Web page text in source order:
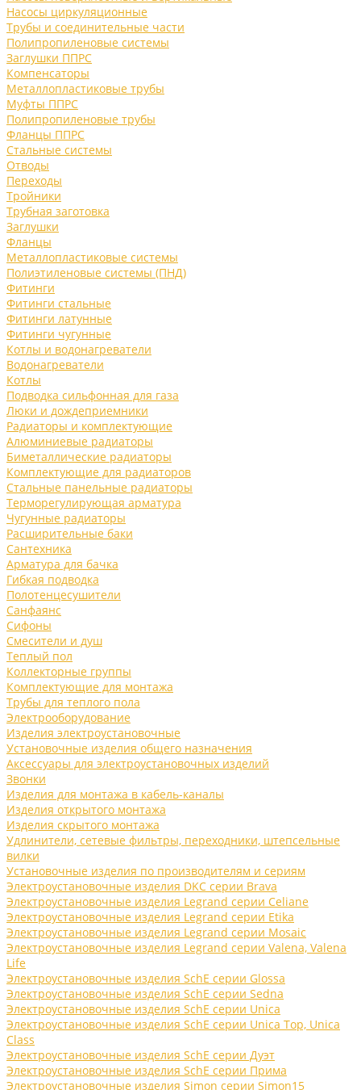
Насосы циркуляционные
Трубы и соединительные части
Полипропиленовые системы
Заглушки ППРС
Компенсаторы
Металлопластиковые трубы
Муфты ППРС
Полипропиленовые трубы
Фланцы ППРС
Стальные системы
Отводы
Переходы
Тройники
Трубная заготовка
Заглушки
Фланцы
Металлопластиковые системы
Полиэтиленовые системы (ПНД)
Фитинги
Фитинги стальные
Фитинги латунные
Фитинги чугунные
Котлы и водонагреватели
Водонагреватели
Котлы
Подводка сильфонная для газа
Люки и дождеприемники
Радиаторы и комплектующие
Алюминиевые радиаторы
Биметаллические радиаторы
Комплектующие для радиаторов
Стальные панельные радиаторы
Терморегулирующая арматура
Чугунные радиаторы
Расширительные баки
Сантехника
Арматура для бачка
Гибкая подводка
Полотенцесушители
Санфаянс
Сифоны
Смесители и душ
Теплый пол
Коллекторные группы
Комплектующие для монтажа
Трубы для теплого пола
Электрооборудование
Изделия электроустановочные
Установочные изделия общего назначения
Аксессуары для электроустановочных изделий
Звонки
Изделия для монтажа в кабель-каналы
Изделия открытого монтажа
Изделия скрытого монтажа
Удлинители, сетевые фильтры, переходники, штепсельные
вилки
Установочные изделия по производителям и сериям
Электроустановочные изделия DKC серии Brava
Электроустановочные изделия Legrand серии Celiane
Электроустановочные изделия Legrand серии Etika
Электроустановочные изделия Legrand серии Mosaic
Электроустановочные изделия Legrand серии Valena, Valena
Life
Электроустановочные изделия SchE серии Glossa
Электроустановочные изделия SchE серии Sedna
Электроустановочные изделия SchE серии Unica
Электроустановочные изделия SchE серии Unica Top, Unica
Class
Электроустановочные изделия SchE серии Дуэт
Электроустановочные изделия SchE серии Прима
Электроустановочные изделия Simon серии Simon15